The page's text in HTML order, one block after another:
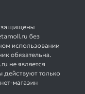
защищены
без
использовании
обязательна.
не является
действуют только
магазин